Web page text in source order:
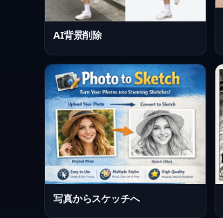
AI背景削除
写真からスケッチへ